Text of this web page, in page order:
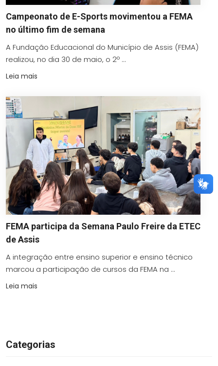
Campeonato de E-Sports movimentou a FEMA
no último fim de semana
A Fundação Educacional do Município de Assis (FEMA)
realizou, no dia 30 de maio, o 2º ...
Leia mais
FEMA participa da Semana Paulo Freire da ETEC
de Assis
A integração entre ensino superior e ensino técnico
marcou a participação de cursos da FEMA na ...
Leia mais
Categorias